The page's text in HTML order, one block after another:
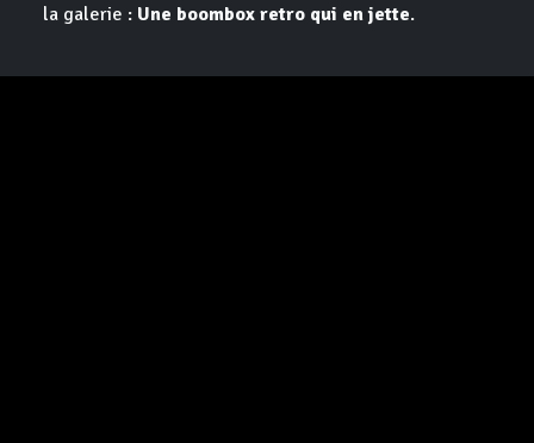
la galerie : Une boombox retro qui en jette.